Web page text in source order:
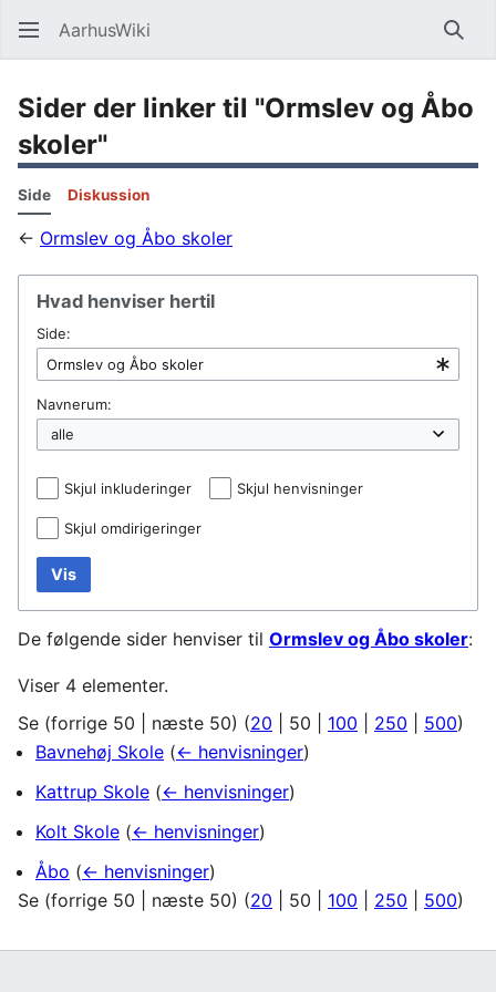
AarhusWiki Søg
Sider der linker til "Ormslev og Åbo
skoler"
Side Diskussion
← Ormslev og Åbo skoler
Hvad henviser hertil
Side:
Navnerum:
Skjul inkluderinger Skjul henvisninger
Skjul omdirigeringer
Vis
De følgende sider henviser til Ormslev og Åbo skoler:
Viser 4 elementer.
Se (forrige 50 næste 50) (20 50 100 250 500)
Bavnehøj Skole (← henvisninger)
Kattrup Skole (← henvisninger)
Kolt Skole (← henvisninger)
Åbo (← henvisninger)
Se (forrige 50 næste 50) (20 50 100 250 500)